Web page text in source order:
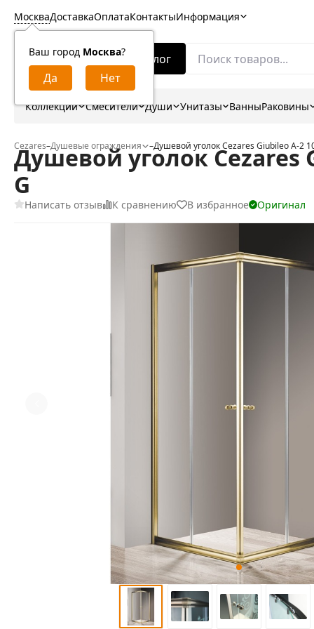
Москва
Ваш город Москва?
ДоставкаОплатаКонтактыИнформация
Каталог
Коллекции Смесители Души Унитазы ВанныРаковины
Cezares–Душевые ограждения –Душевой уголок Cezares Giubileo A-2
Душевой уголок Cezares
G
Написать отзыв К сравнению В избранное Оригинал